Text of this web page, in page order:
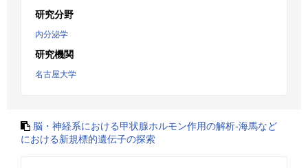
研究分野
内分泌学
研究機関
名古屋大学
脳・神経系における甲状腺ホルモン作用の解析-海馬など
における新規標的遺伝子の探索